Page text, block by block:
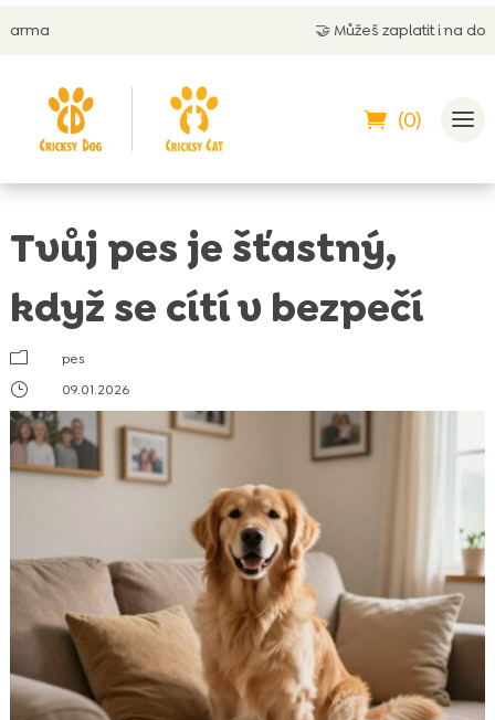
Můžeš zaplatit i na dobírku
(0)
Tvůj pes je šťastný,
když se cítí v bezpečí
m
pes
}
09.01.2026